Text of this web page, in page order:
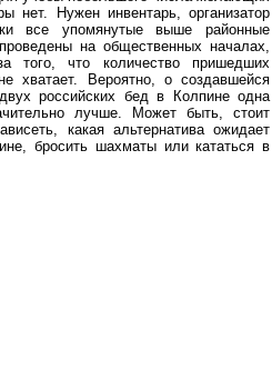
нет. Нужен инвентарь,организатор
все упомянутые выше
районные
проведены на общественных началах,
того,что количество
пришедших
хватает. Вероятно, о создавшейся
двух российских бед в Колпине одна
лучше. Может быть,стоит
, какая альтернатива ожидает
, бросить шахматы или кататься в